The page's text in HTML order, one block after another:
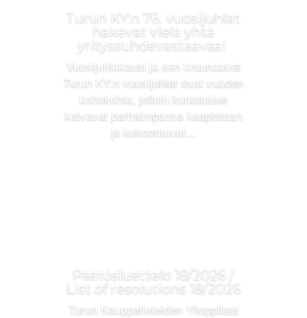
Turun KY:n 76. vuosijuhlat
hakevat vielä yhtä
yrityssuhdevastaavaa!
Vuosijuhlakausi ja sen kruunaavat
Turun KY:n vuosijuhlat ovat vuoden
kohokohta, jolloin kuntalaiset
kaivavat parhaimpansa kaapistaan
ja kokoontuvat...
Päätösluettelo 18/2026 /
List of resolutions 18/2026
Turun Kauppatieteiden Ylioppilaat